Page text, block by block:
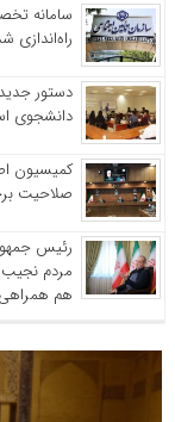
سامانه
راه‌اندازی
دستور
دانشجوی
کمیسیون
صلاحیت
رئیس‌
مردم
هم همراهی